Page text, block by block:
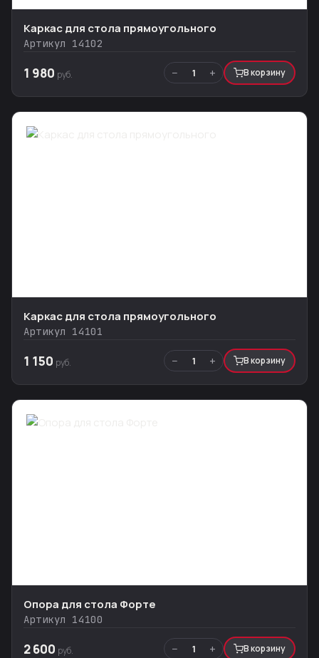
Каркас для стола прямоугольного
Артикул 14102
1 980 руб. − 1 + В корзину
Каркас для стола прямоугольного
Артикул 14101
1 150 руб. − 1 + В корзину
Опора для стола Форте
Артикул 14100
2 600 руб. − 1 + В корзину